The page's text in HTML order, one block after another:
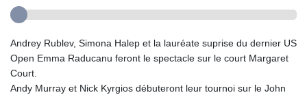
Andrey Rublev, Simona Halep et la lauréate suprise du dernier US
Open Emma Raducanu feront le spectacle sur le court Margaret
Court.
Andy Murray et Nick Kyrgios débuteront leur tournoi sur le John